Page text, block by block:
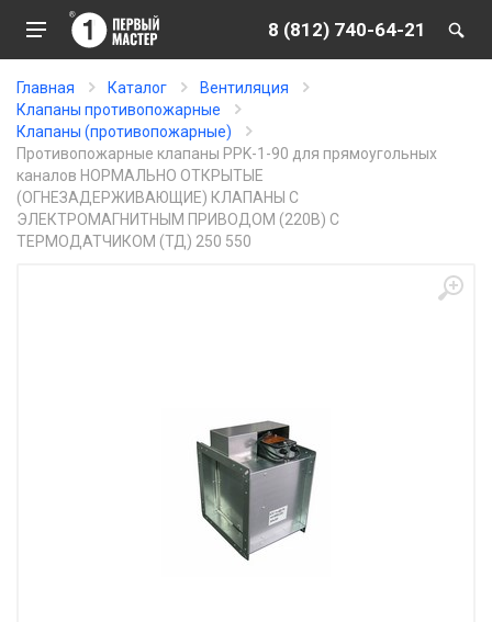
8 (812) 740-64-21
Главная Каталог
Вентиляция
Клапаны противопожарные
Клапаны (противопожарные)
Противопожарные клапаны PPK-1-90 для прямоугольных
каналов НОРМАЛЬНО ОТКРЫТЫЕ
(ОГНЕЗАДЕРЖИВАЮЩИЕ) КЛАПАНЫ С
ЭЛЕКТРОМАГНИТНЫМ ПРИВОДОМ (220В) С
ТЕРМОДАТЧИКОМ (ТД) 250 550